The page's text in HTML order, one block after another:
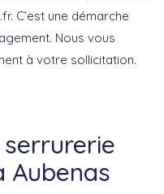
C’est une démarche
Nous vous
à votre sollicitation.
Aubenas